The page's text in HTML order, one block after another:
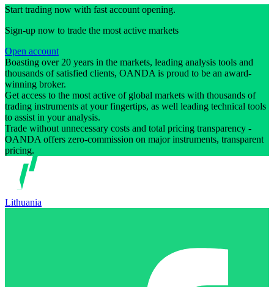
Start trading now with fast account opening.
Sign-up now to trade the most active markets
Open account
Boasting over 20 years in the markets, leading analysis tools and
thousands of satisfied clients, OANDA is proud to be an award-
winning broker.
Get access to the most active of global markets with thousands of
trading instruments at your fingertips, as well leading technical tools
to assist in your analysis.
Trade without unnecessary costs and total pricing transparency -
OANDA offers zero-commission on major instruments, transparent
pricing.
Lithuania